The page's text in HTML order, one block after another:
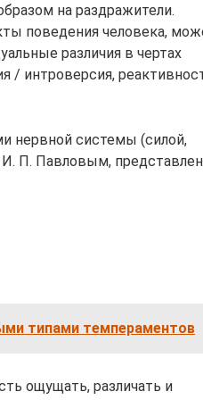
на раздражители.
поведения человека,
различия в чертах
/ интроверсия,
нервной системы (силой,
П. Павловым,
типами темпераментов
ощущать, различать и